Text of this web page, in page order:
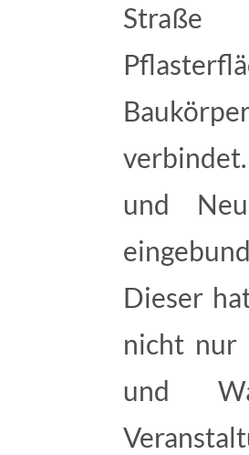
Straße
und
Dieser
nicht nur
und